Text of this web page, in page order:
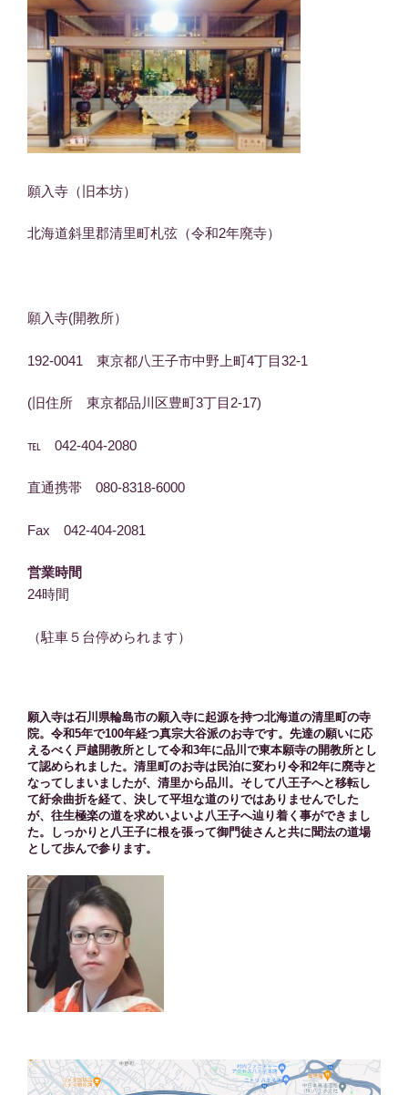
願入寺（旧本坊）
北海道斜里郡清里町札弦（令和2年廃寺）
願入寺(開教所）
192-0041 東京都八王子市中野上町4丁目32-1
(旧住所 東京都品川区豊町3丁目2-17)
℡ 042-404-2080
直通携帯 080-8318-6000
Fax 042-404-2081
営業時間
24時間
（駐車５台停められます）
願入寺は石川県輪島市の願入寺に起源を持つ北海道の清里町の寺
院。令和5年で100年経つ真宗大谷派のお寺です。先達の願いに応
えるべく戸越開教所として令和3年に品川で東本願寺の開教所とし
て認められました。清里町のお寺は民泊に変わり令和2年に廃寺と
なってしまいましたが、清里から品川。そして八王子へと移転し
て紆余曲折を経て、決して平坦な道のりではありませんでした
が、往生極楽の道を求めいよいよ八王子へ辿り着く事ができまし
た。しっかりと八王子に根を張って御門徒さんと共に聞法の道場
として歩んで参ります。